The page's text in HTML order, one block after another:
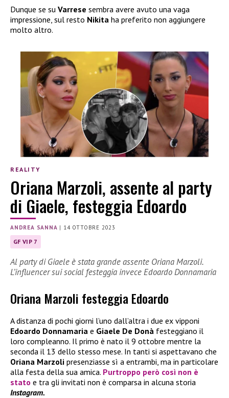
Dunque se su Varrese sembra avere avuto una vaga
impressione, sul resto Nikita ha preferito non aggiungere
molto altro.
REALITY
Oriana Marzoli, assente al party
di Giaele, festeggia Edoardo
ANDREA SANNA | 14 OTTOBRE 2023
GF VIP 7
Al party di Giaele è stata grande assente Oriana Marzoli.
L’influencer sui social festeggia invece Edoardo Donnamaria
Oriana Marzoli festeggia Edoardo
A distanza di pochi giorni l’uno dall’altra i due ex vipponi
Edoardo Donnamaria e Giaele De Donà festeggiano il
loro compleanno. Il primo è nato il 9 ottobre mentre la
seconda il 13 dello stesso mese. In tanti si aspettavano che
Oriana Marzoli presenziasse sì a entrambi, ma in particolare
alla festa della sua amica. Purtroppo però così non è
stato e tra gli invitati non è comparsa in alcuna storia
Instagram.